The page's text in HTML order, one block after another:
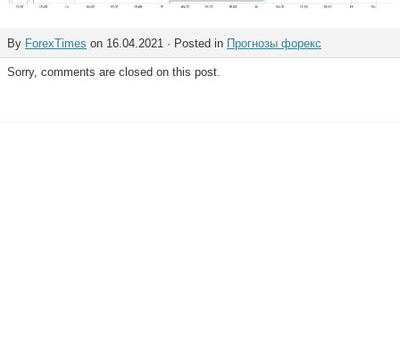
By ForexTimes on 16.04.2021 · Posted in Прогнозы форекс
Sorry, comments are closed on this post.